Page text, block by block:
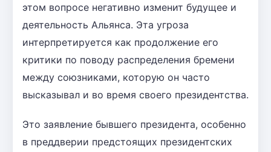
этом вопросе негативно изменит будущее и
деятельность Альянса. Эта угроза
интерпретируется как продолжение его
критики по поводу распределения бремени
между союзниками, которую он часто
высказывал и во время своего президентства.
Это заявление бывшего президента, особенно
в преддверии предстоящих президентских